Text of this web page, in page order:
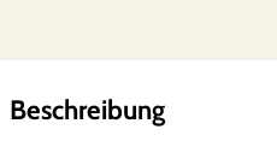
2
0
Beschreibung